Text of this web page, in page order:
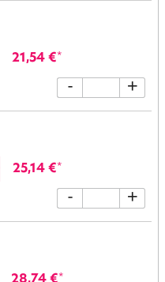
21,54 €*
- +
25,14 €*
- +
28,74 €*